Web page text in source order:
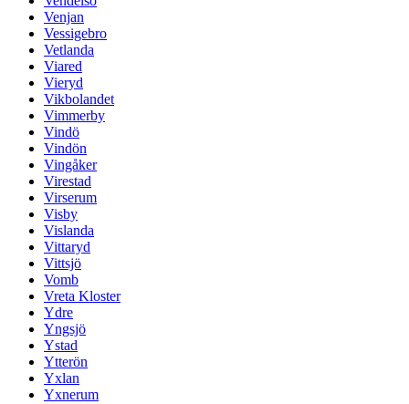
Venjan
Vessigebro
Vetlanda
Viared
Vieryd
Vikbolandet
Vimmerby
Vindö
Vindön
Vingåker
Virestad
Virserum
Visby
Vislanda
Vittaryd
Vittsjö
Vomb
Vreta Kloster
Ydre
Yngsjö
Ystad
Ytterön
Yxlan
Yxnerum